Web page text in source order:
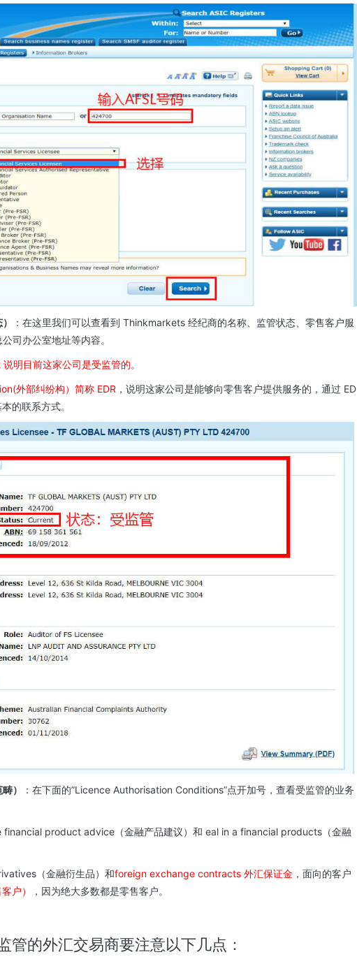
：在这里我们可以查看到 Thinkmarkets 经纪商的名称、监管状态、零售客户服
司办公室地址等内容。
明目前这家公司是受监管的。
外部纠纷构）简称 EDR ，说明这家公司是能够向零售客户提供服务的，通过 ED
的联系方式。
）
：在下面的”Licence Authorisation Conditions”点开加号，查看受监管的业务
financial product advice（金融产品建议）和 eal in a financial products（金融
（金融衍生品）和foreign exchange contracts 外汇保证金 ，面向的客户
户） ，因为绝大多数都是零售客户。
管的外汇交易商要注意以下几点：